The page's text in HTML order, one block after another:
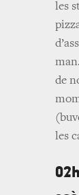
les
de
les